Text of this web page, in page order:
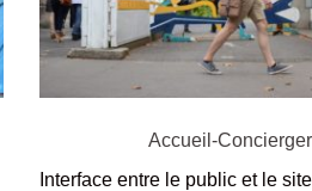
Accueil-
Interface entre le public et le